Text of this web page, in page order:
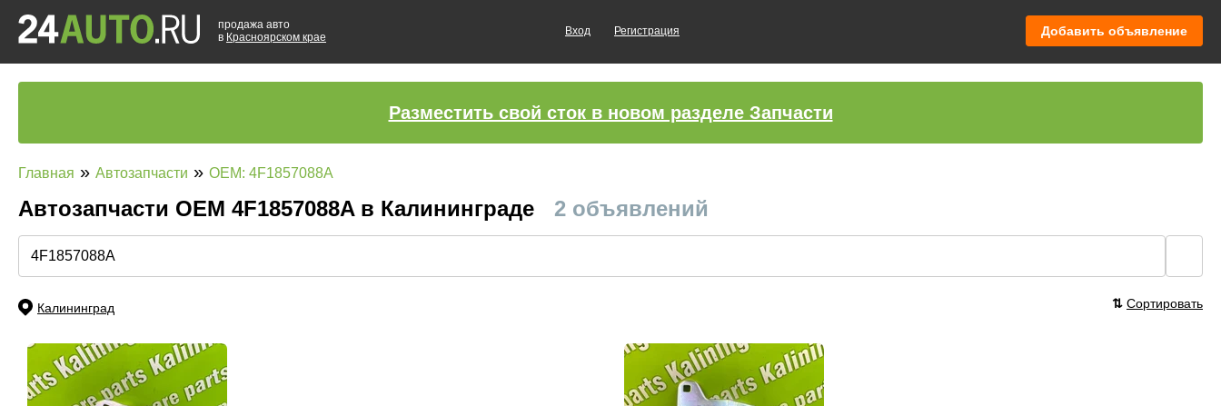
продажа авто
в Красноярском крае
Вход Регистрация Добавить объявление
Разместить свой сток в новом разделе Запчасти
Главная » Автозапчасти » OEM: 4F1857088A
Автозапчасти ОЕМ 4F1857088A в Калининграде 2 объявлений
Калининград ⇅ Сортировать